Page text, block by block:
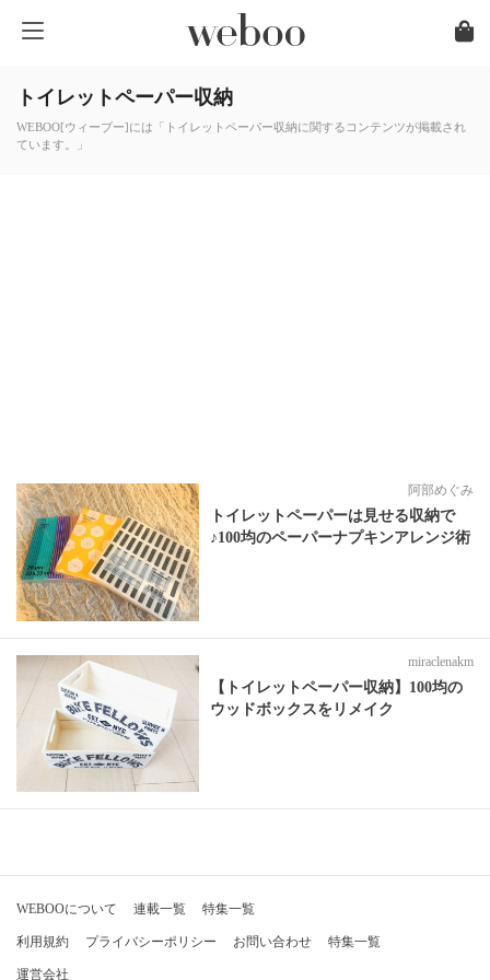
トイレットペーパー収納
WEBOO[ウィーブー]には「トイレットペーパー収納に関するコンテンツが掲載され
ています。」
阿部めぐみ
トイレットペーパーは見せる収納で
♪100均のペーパーナプキンアレンジ術
miraclenakm
【トイレットペーパー収納】100均の
ウッドボックスをリメイク
WEBOOについて 連載一覧 特集一覧
利用規約 プライバシーポリシー お問い合わせ 特集一覧
運営会社